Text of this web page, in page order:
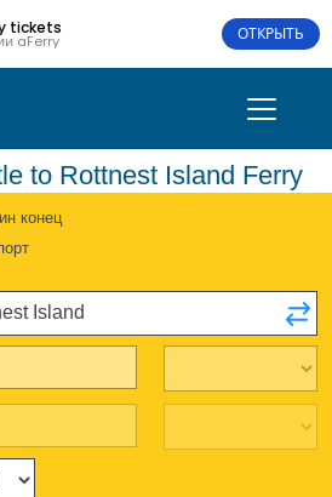
tickets
aFerry ОТКРЫТЬ
to Rottnest Island Ferry
конец